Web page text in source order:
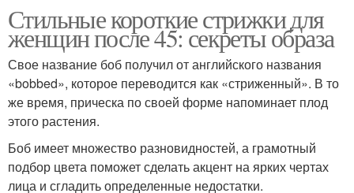
Женская стрижка
Стрижка в домашних
условиях
начинающих мастеров
Объёмная стрижка
Стильные короткие стрижки для
женщин после 45: секреты образа
Свое название боб получил от английского названия
«bobbed», которое переводится как «стриженный». В то
же время, прическа по своей форме напоминает плод
этого растения.
Боб имеет множество разновидностей, а грамотный
подбор цвета поможет сделать акцент на ярких чертах
лица и сгладить определенные недостатки.